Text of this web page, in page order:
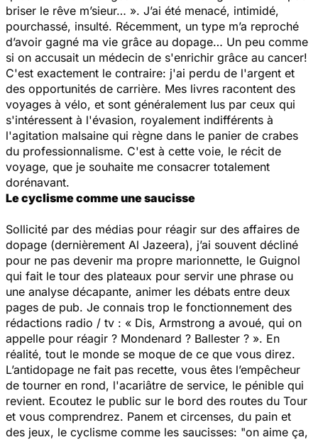
briser le rêve m’sieur… ». J’ai été menacé, intimidé,
pourchassé, insulté. Récemment, un type m’a reproché
d’avoir gagné ma vie grâce au dopage… Un peu comme
si on accusait un médecin de s'enrichir grâce au cancer!
C'est exactement le contraire: j'ai perdu de l'argent et
des opportunités de carrière. Mes livres racontent des
voyages à vélo, et sont généralement lus par ceux qui
s'intéressent à l'évasion, royalement indifférents à
l'agitation malsaine qui règne dans le panier de crabes
du professionnalisme. C'est à cette voie, le récit de
voyage, que je souhaite me consacrer totalement
dorénavant.
Le cyclisme comme une saucisse
Sollicité par des médias pour réagir sur des affaires de
dopage (dernièrement Al Jazeera), j’ai souvent décliné
pour ne pas devenir ma propre marionnette, le Guignol
qui fait le tour des plateaux pour servir une phrase ou
une analyse décapante, animer les débats entre deux
pages de pub. Je connais trop le fonctionnement des
rédactions radio / tv : « Dis, Armstrong a avoué, qui on
appelle pour réagir ? Mondenard ? Ballester ? ». En
réalité, tout le monde se moque de ce que vous direz.
L’antidopage ne fait pas recette, vous êtes l’empêcheur
de tourner en rond, l'acariâtre de service, le pénible qui
revient. Ecoutez le public sur le bord des routes du Tour
et vous comprendrez. Panem et circenses, du pain et
des jeux, le cyclisme comme les saucisses: "on aime ça,